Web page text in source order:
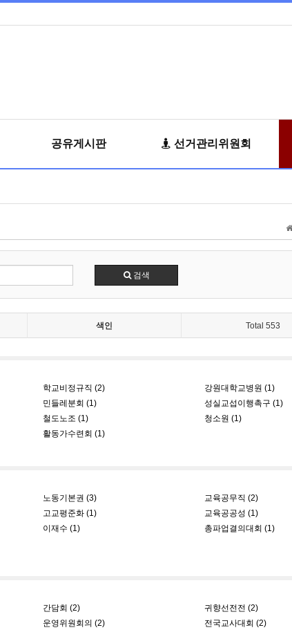
공유게시판 선거관리위원회
검색
색인 Total 553
학교비정규직 (2)
강원대학교병원 (1)
민들레분회 (1)
성실교섭이행촉구 (1)
철도노조 (1)
청소원 (1)
활동가수련회 (1)
노동기본권 (3)
교육공무직 (2)
고교평준화 (1)
교육공공성 (1)
이재수 (1)
총파업결의대회 (1)
간담회 (2)
귀향선전전 (2)
운영위원회의 (2)
전국교사대회 (2)